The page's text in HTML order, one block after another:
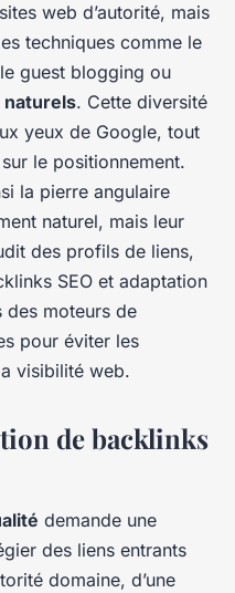
web d’autorité, mais
techniques comme le
guest blogging ou
naturels. Cette diversité
yeux de Google, tout
le positionnement.
la pierre angulaire
naturel, mais leur
des profils de liens,
SEO et adaptation
des moteurs de
pour éviter les
visibilité web.
de backlinks
demande une
des liens entrants
domaine, d’une